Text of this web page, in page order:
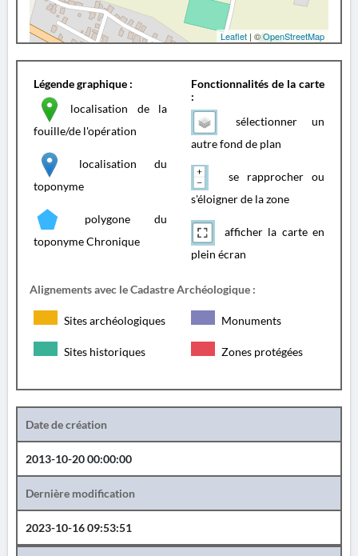
Leaflet | ©OpenStreetMap
Légende graphique :
localisation de la
fouille/de l'opération
localisation du
toponyme
polygone du
toponyme Chronique
Fonctionnalités de la carte
:
sélectionner un
autre fond de plan
se rapprocher ou
s'éloigner de la zone
afficher la carte en
plein écran
Alignements avec le Cadastre Archéologique :
Sites archéologiques Monuments
Sites historiques Zones protégées
Date de création
2013-10-20 00:00:00
Dernière modification
2023-10-16 09:53:51